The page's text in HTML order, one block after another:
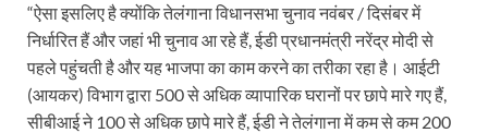
“ऐसा इसलिए है क्योंकि तेलंगाना विधानसभा चुनाव नवंबर / दिसंबर में
निर्धारित हैं और जहां भी चुनाव आ रहे हैं, ईडी प्रधानमंत्री नरेंद्र मोदी से
पहले पहुंचती है और यह भाजपा का काम करने का तरीका रहा है। आईटी
(आयकर) विभाग द्वारा 500 से अधिक व्यापारिक घरानों पर छापे मारे गए हैं,
सीबीआई ने 100 से अधिक छापे मारे हैं, ईडी ने तेलंगाना में कम से कम 200